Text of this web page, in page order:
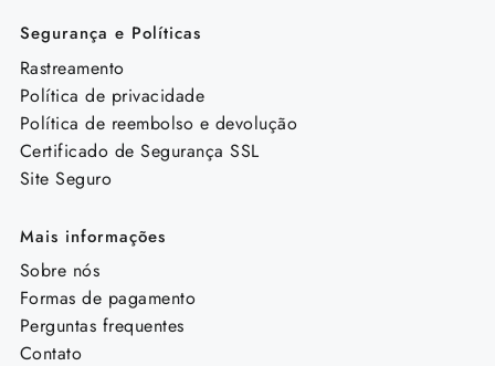
Segurança e Políticas
Rastreamento
Política de privacidade
Política de reembolso e devolução
Certificado de Segurança SSL
Site Seguro
Mais informações
Sobre nós
Formas de pagamento
Perguntas frequentes
Contato